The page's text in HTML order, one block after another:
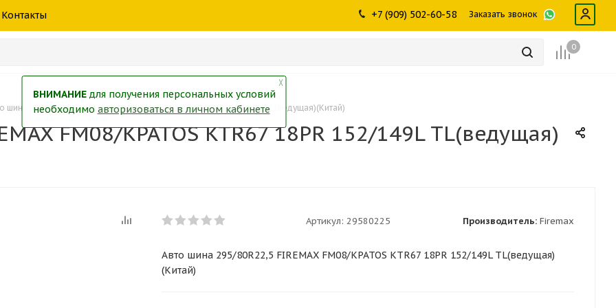
Контакты +7 (909) 502-60-58 Заказать звонок
0
Инструменты
Щетки, скребки,
Лампы
шина 295/80R22,5 FIREMAX FM08/KPATOS KTR67 18PR 152/149L TL(ведущая)(Китай)
FM08/KPATOS KTR67 18PR 152/149L TL(ведущая)
Артикул: 29580225 Производитель: Firemax
Авто шина 295/80R22,5 FIREMAX FM08/KPATOS KTR67 18PR 152/149L TL(ведущая)
(Китай)
╳
ВНИМАНИЕдля получения персональных условий
необходимо авторизоваться в личном кабинете